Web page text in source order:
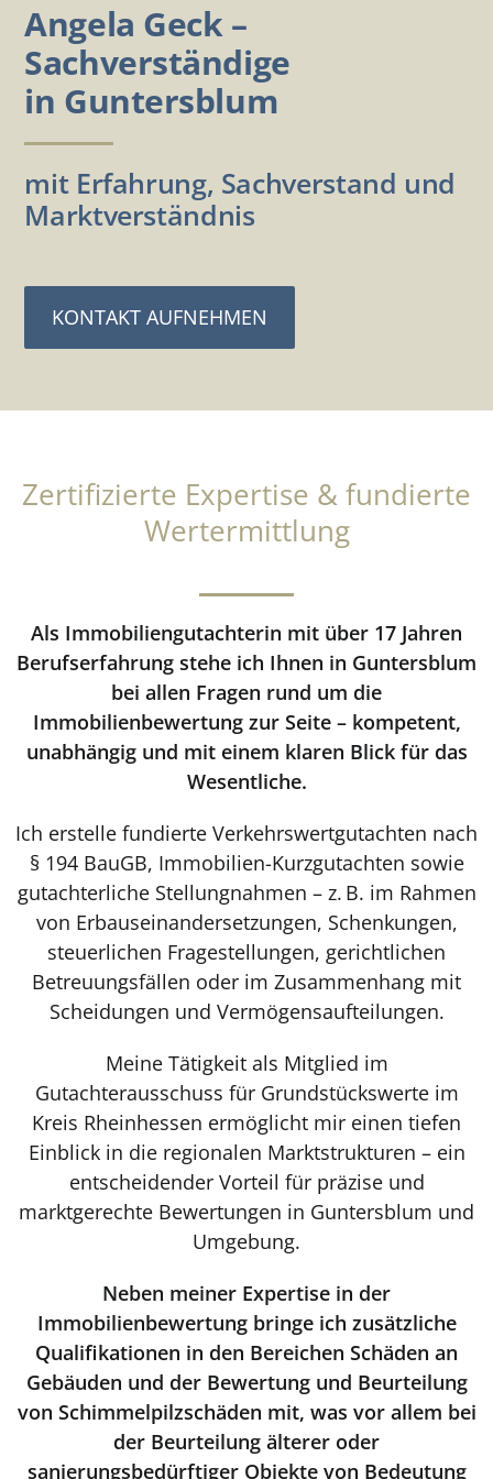
Angela Geck –
Sachverständige
in Guntersblum
mit Erfahrung, Sachverstand und
Marktverständnis
KONTAKT AUFNEHMEN
Zertifizierte Expertise & fundierte
Wertermittlung
Als Immobiliengutachterin mit über 17 Jahren
Berufserfahrung stehe ich Ihnen in Guntersblum
bei allen Fragen rund um die
Immobilienbewertung zur Seite – kompetent,
unabhängig und mit einem klaren Blick für das
Wesentliche.
Ich erstelle fundierte Verkehrswertgutachten nach
§ 194 BauGB, Immobilien-Kurzgutachten sowie
gutachterliche Stellungnahmen – z. B. im Rahmen
von Erbauseinandersetzungen, Schenkungen,
steuerlichen Fragestellungen, gerichtlichen
Betreuungsfällen oder im Zusammenhang mit
Scheidungen und Vermögensaufteilungen.
Meine Tätigkeit als Mitglied im
Gutachterausschuss für Grundstückswerte im
Kreis Rheinhessen ermöglicht mir einen tiefen
Einblick in die regionalen Marktstrukturen – ein
entscheidender Vorteil für präzise und
marktgerechte Bewertungen in Guntersblum und
Umgebung.
Neben meiner Expertise in der
Immobilienbewertung bringe ich zusätzliche
Qualifikationen in den Bereichen Schäden an
Gebäuden und der Bewertung und Beurteilung
von Schimmelpilzschäden mit, was vor allem bei
der Beurteilung älterer oder
sanierungsbedürftiger Objekte von Bedeutung